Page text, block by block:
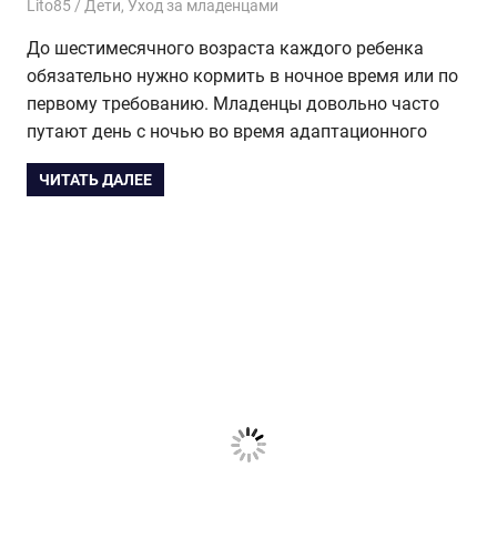
01.06.2018
Lito85 Дети, Уход за младенцами
До шестимесячного возраста каждого ребенка
обязательно нужно кормить в ночное время или по
первому требованию. Младенцы довольно часто
путают день с ночью во время адаптационного
ЧИТАТЬ ДАЛЕЕ